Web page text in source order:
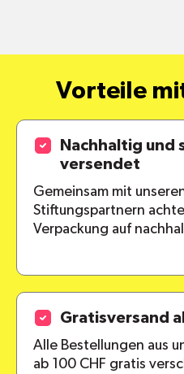
Vorteile
Nachhaltig und
versendet
Gemeinsam mit
Stiftungspartnern
Verpackung auf
Gratisversand
Alle Bestellungen aus
ab 100 CHF gratis